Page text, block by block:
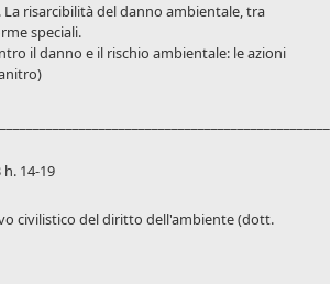
La risarcibilità del danno ambientale, tra
speciali.
il danno e il rischio ambientale: le azioni
14-19
civilistico del diritto dell'ambiente (dott.